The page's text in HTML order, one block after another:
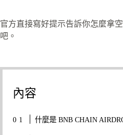
官方直接寫好提示告訴你怎麼拿
吧。
內容
什麼是 BNB CHAIN